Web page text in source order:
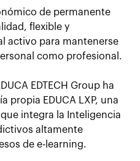
de permanente
flexible y
activo para mantenerse
como profesional.
EDTECH Group ha
propia EDUCA LXP, una
integra la Inteligencia
altamente
de e-learning.